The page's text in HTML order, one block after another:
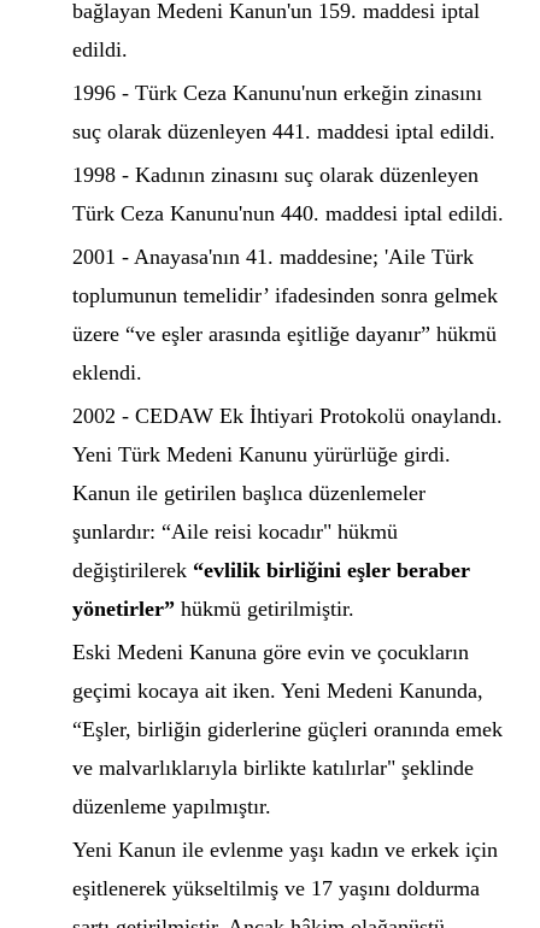
bağlayan Medeni Kanun'un 159. maddesi iptal
edildi.
1996 - Türk Ceza Kanunu'nun erkeğin zinasını
suç olarak düzenleyen 441. maddesi iptal edildi.
1998 - Kadının zinasını suç olarak düzenleyen
Türk Ceza Kanunu'nun 440. maddesi iptal edildi.
2001 - Anayasa'nın 41. maddesine; 'Aile Türk
toplumunun temelidir’ ifadesinden sonra gelmek
üzere “ve eşler arasında eşitliğe dayanır” hükmü
eklendi.
2002 - CEDAW Ek İhtiyari Protokolü onaylandı.
Yeni Türk Medeni Kanunu yürürlüğe girdi.
Kanun ile getirilen başlıca düzenlemeler
şunlardır: “Aile reisi kocadır" hükmü
değiştirilerek “evlilik birliğini eşler beraber
yönetirler” hükmü getirilmiştir.
Eski Medeni Kanuna göre evin ve çocukların
geçimi kocaya ait iken. Yeni Medeni Kanunda,
“Eşler, birliğin giderlerine güçleri oranında emek
ve malvarlıklarıyla birlikte katılırlar" şeklinde
düzenleme yapılmıştır.
Yeni Kanun ile evlenme yaşı kadın ve erkek için
eşitlenerek yükseltilmiş ve 17 yaşını doldurma